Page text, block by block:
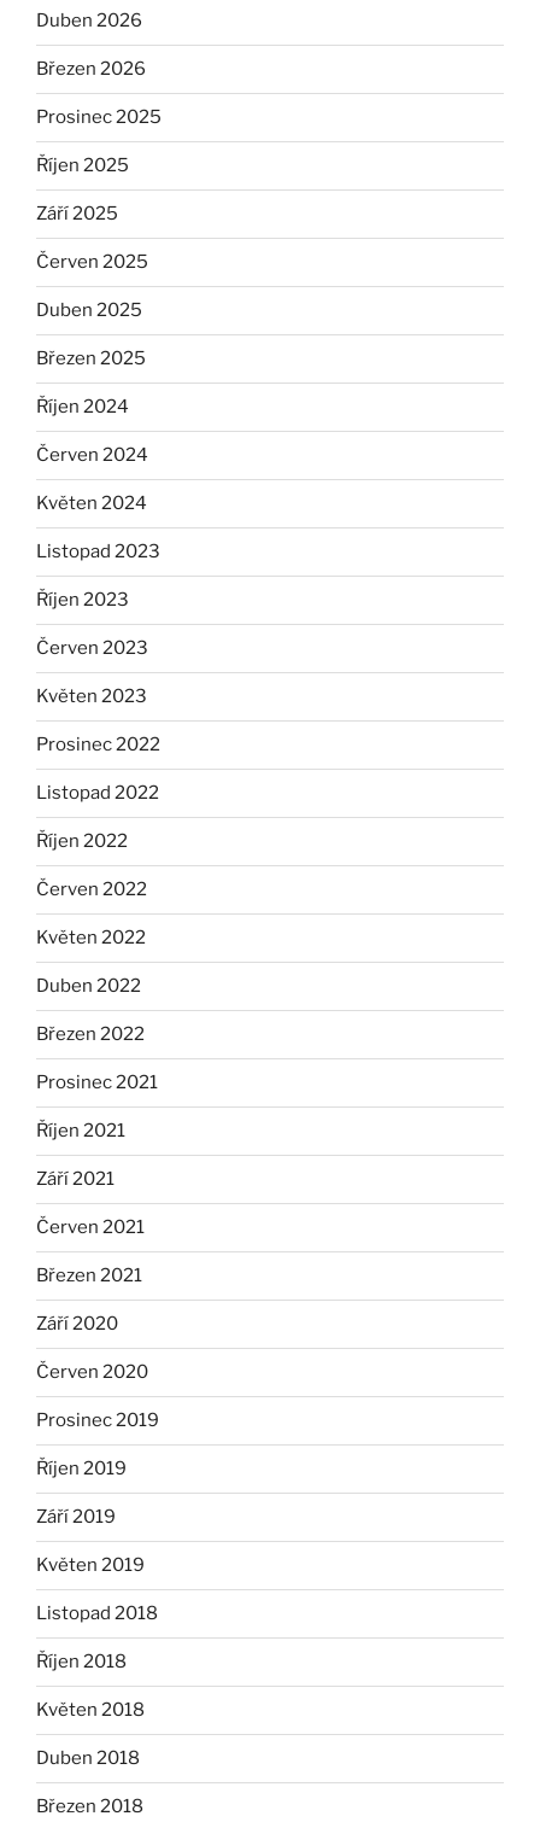
Duben 2026
Březen 2026
Prosinec 2025
Říjen 2025
Září 2025
Červen 2025
Duben 2025
Březen 2025
Říjen 2024
Červen 2024
Květen 2024
Listopad 2023
Říjen 2023
Červen 2023
Květen 2023
Prosinec 2022
Listopad 2022
Říjen 2022
Červen 2022
Květen 2022
Duben 2022
Březen 2022
Prosinec 2021
Říjen 2021
Září 2021
Červen 2021
Březen 2021
Září 2020
Červen 2020
Prosinec 2019
Říjen 2019
Září 2019
Květen 2019
Listopad 2018
Říjen 2018
Květen 2018
Duben 2018
Březen 2018